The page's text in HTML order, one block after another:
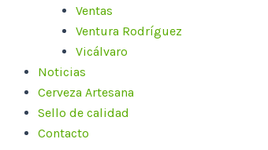
Ventas
Ventura Rodríguez
Vicálvaro
Noticias
Cerveza Artesana
Sello de calidad
Contacto